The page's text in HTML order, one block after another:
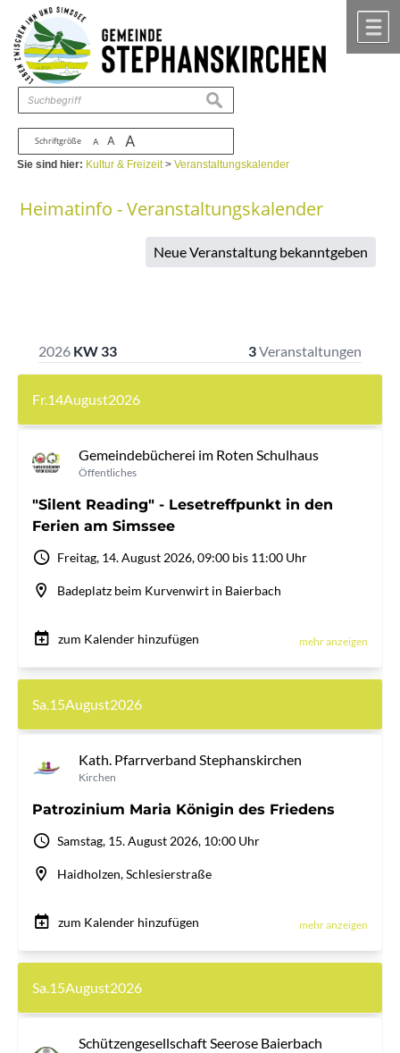
Zum Inhalt ,zur Navigation
Schriftgröße A A A
suchen
Sie sind hier: Kultur & Freizeit>Veranstaltungskalender
Heimatinfo - Veranstaltungskalender